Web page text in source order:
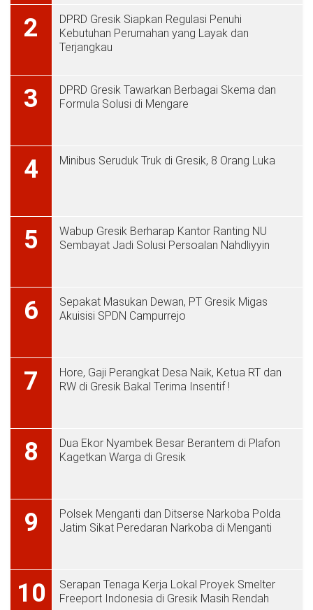
2
DPRD Gresik Siapkan Regulasi Penuhi
Kebutuhan Perumahan yang Layak dan
Terjangkau
3
DPRD Gresik Tawarkan Berbagai Skema dan
Formula Solusi di Mengare
4 Minibus Seruduk Truk di Gresik, 8 Orang Luka
5
Wabup Gresik Berharap Kantor Ranting NU
Sembayat Jadi Solusi Persoalan Nahdliyyin
6
Sepakat Masukan Dewan, PT Gresik Migas
Akuisisi SPDN Campurrejo
7
Hore, Gaji Perangkat Desa Naik, Ketua RT dan
RW di Gresik Bakal Terima Insentif !
8
Dua Ekor Nyambek Besar Berantem di Plafon
Kagetkan Warga di Gresik
9
Polsek Menganti dan Ditserse Narkoba Polda
Jatim Sikat Peredaran Narkoba di Menganti
10
Serapan Tenaga Kerja Lokal Proyek Smelter
Freeport Indonesia di Gresik Masih Rendah